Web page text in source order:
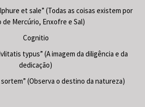
et sale” (Todas as coisas existem por
de Mercúrio, Enxofre e Sal)
Cognitio
typus” (A imagem da diligência e da
dedicação)
(Observa o destino da natureza)